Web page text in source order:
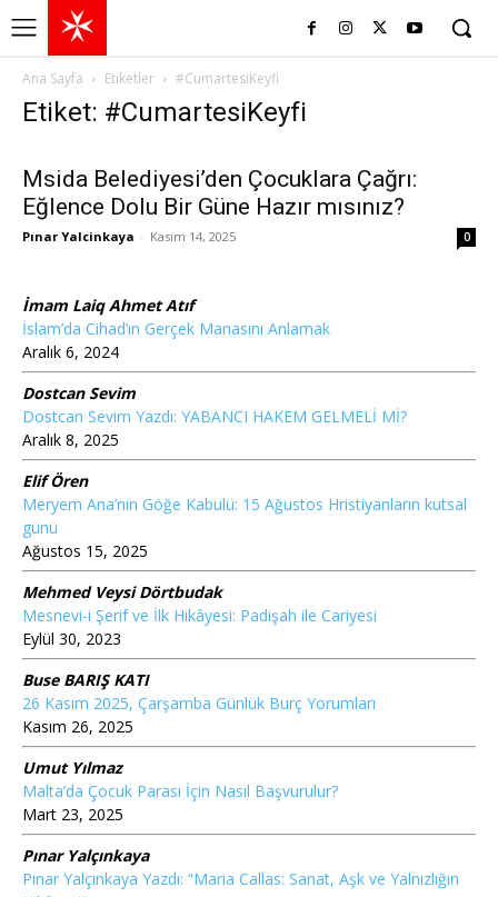
Ana Sayfa Etiketler #CumartesiKeyfi
Etiket: #CumartesiKeyfi
Msida Belediyesi’den Çocuklara Çağrı:
Eğlence Dolu Bir Güne Hazır mısınız?
Pınar Yalcinkaya - Kasım 14, 2025 0
İmam Laiq Ahmet Atıf
İslam’da Cihad’ın Gerçek Manasını Anlamak
Aralık 6, 2024
Dostcan Sevim
Dostcan Sevim Yazdı: YABANCI HAKEM GELMELİ Mİ?
Aralık 8, 2025
Elif Ören
Meryem Ana’nın Göğe Kabulü: 15 Ağustos Hristiyanların kutsal
günü
Ağustos 15, 2025
Mehmed Veysi Dörtbudak
Mesnevi-i Şerif ve İlk Hikâyesi: Padişah ile Cariyesi
Eylül 30, 2023
Buse BARIŞ KATI
26 Kasım 2025, Çarşamba Günlük Burç Yorumları
Kasım 26, 2025
Umut Yılmaz
Malta’da Çocuk Parası İçin Nasıl Başvurulur?
Mart 23, 2025
Pınar Yalçınkaya
Pınar Yalçınkaya Yazdı: “Maria Callas: Sanat, Aşk ve Yalnızlığın